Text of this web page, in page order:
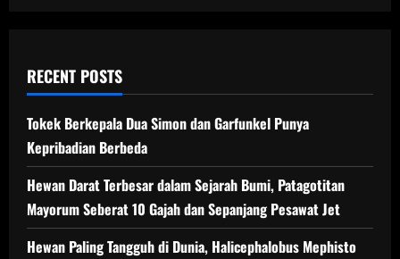
Tambahan
RECENT POSTS
Tokek Berkepala Dua Simon dan Garfunkel Punya
Kepribadian Berbeda
Hewan Darat Terbesar dalam Sejarah Bumi, Patagotitan
Mayorum Seberat 10 Gajah dan Sepanjang Pesawat Jet
Hewan Paling Tangguh di Dunia, Halicephalobus Mephisto